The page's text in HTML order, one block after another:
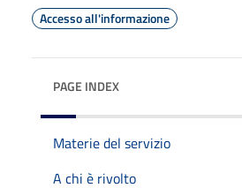
Accesso all'informazione
PAGE INDEX
Materie del servizio
A chi è rivolto